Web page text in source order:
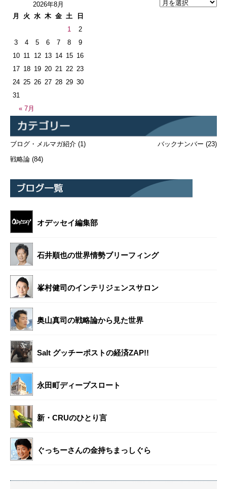
2026年8月
月
火 水 木 金 土 日
« 7月
1
2
3
4 5 6 7 8
9
10 11 12 13 14 15 16
17 18 19 20 21 22 23
24 25 26 27 28 29 30
31
ブログ・メルマガ紹介 (1)
戦略論 (84)
バックナンバー (23)
オデッセイ編集部
石井順也の世界情勢ブリーフィング
峯村健司のインテリジェンスサロン
奥山真司の戦略論から見た世界
Salt グッチーポストの経済ZAP!!
永田町ディープスロート
新・CRUのひとり言
ぐっちーさんの金持ちまっしぐら